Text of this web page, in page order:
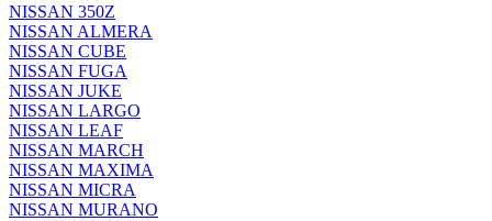
NISSAN 350Z
NISSAN ALMERA
NISSAN CUBE
NISSAN FUGA
NISSAN JUKE
NISSAN LARGO
NISSAN LEAF
NISSAN MARCH
NISSAN MAXIMA
NISSAN MICRA
NISSAN MURANO